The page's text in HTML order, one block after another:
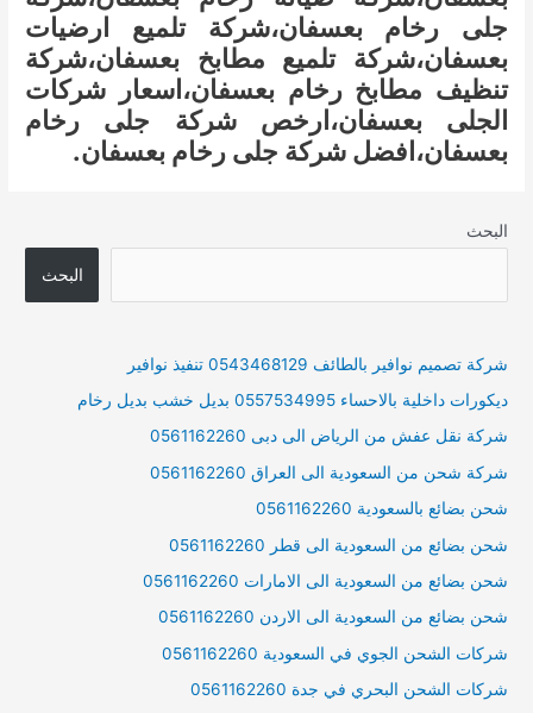
جلى رخام بعسفان،شركة تلميع ارضيات
بعسفان،شركة تلميع مطابخ بعسفان،شركة
تنظيف مطابخ رخام بعسفان،اسعار شركات
الجلى بعسفان،ارخص شركة جلى رخام
بعسفان،افضل شركة جلى رخام بعسفان.
البحث
البحث
شركة تصميم نوافير بالطائف 0543468129 تنفيذ نوافير
ديكورات داخلية بالاحساء 0557534995 بديل خشب بديل رخام
شركة نقل عفش من الرياض الى دبى 0561162260
شركة شحن من السعودية الى العراق 0561162260
شحن بضائع بالسعودية 0561162260
شحن بضائع من السعودية الى قطر 0561162260
شحن بضائع من السعودية الى الامارات 0561162260
شحن بضائع من السعودية الى الاردن 0561162260
شركات الشحن الجوي في السعودية 0561162260
شركات الشحن البحري في جدة 0561162260